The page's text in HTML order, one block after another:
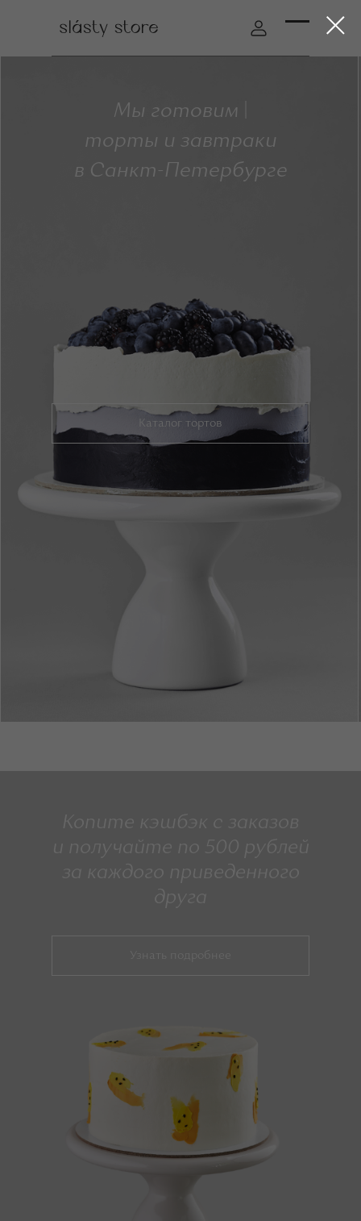
Мы готовим |
торты и завтраки
в Санкт-Петербурге
Каталог тортов